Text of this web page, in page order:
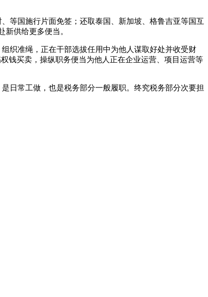
国施行片面免签；还取泰国、新加坡、格鲁吉亚等国互
供给更多便当。
织准绳，正在干部选拔任用中为他人谋取好处并收受财
钱买卖，操纵职务便当为他人正在企业运营、项目运营等
常工做，也是税务部分一般履职。终究税务部分次要担